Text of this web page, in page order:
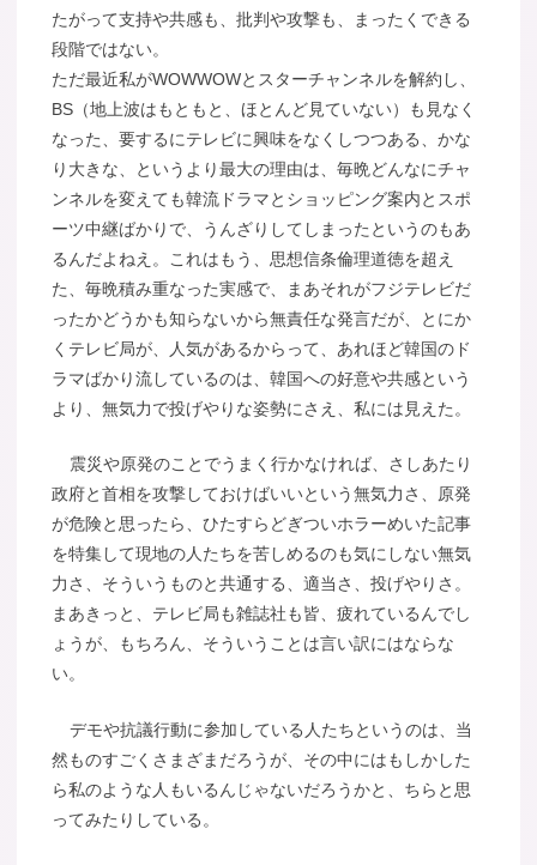
たがって支持や共感も、批判や攻撃も、まったくできる
段階ではない。
ただ最近私がWOWWOWとスターチャンネルを解約し、
BS（地上波はもともと、ほとんど見ていない）も見なく
なった、要するにテレビに興味をなくしつつある、かな
り大きな、というより最大の理由は、毎晩どんなにチャ
ンネルを変えても韓流ドラマとショッピング案内とスポ
ーツ中継ばかりで、うんざりしてしまったというのもあ
るんだよねえ。これはもう、思想信条倫理道徳を超え
た、毎晩積み重なった実感で、まあそれがフジテレビだ
ったかどうかも知らないから無責任な発言だが、とにか
くテレビ局が、人気があるからって、あれほど韓国のド
ラマばかり流しているのは、韓国への好意や共感という
より、無気力で投げやりな姿勢にさえ、私には見えた。
震災や原発のことでうまく行かなければ、さしあたり
政府と首相を攻撃しておけばいいという無気力さ、原発
が危険と思ったら、ひたすらどぎついホラーめいた記事
を特集して現地の人たちを苦しめるのも気にしない無気
力さ、そういうものと共通する、適当さ、投げやりさ。
まあきっと、テレビ局も雑誌社も皆、疲れているんでし
ょうが、もちろん、そういうことは言い訳にはならな
い。
デモや抗議行動に参加している人たちというのは、当
然ものすごくさまざまだろうが、その中にはもしかした
ら私のような人もいるんじゃないだろうかと、ちらと思
ってみたりしている。